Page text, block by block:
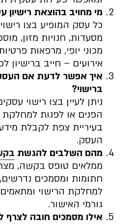
מי מחויב בהוצאת רישיון
כל עסק המופיע בצו
מסעדות, חנויות מזון,
מכוני יופי, מרפאות
אירועים – חייב ברישיון
איך אפשר לדעת אם
ברישוי?
ניתן לעיין בצו רישוי
הפנים או לפנות למחלקת
בעיריית צפת לקבלת
העסק.
מהם השלבים להגשת
ממלאים טופס בקשה,
חתומות ומסמכים
למחלקת הרישוי
גורמי האישור.
אילו מסמכים חובה